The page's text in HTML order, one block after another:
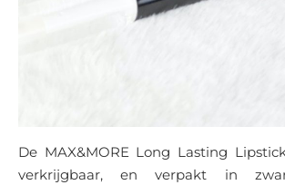
De MAX&MORE Long Lasting
verkrijgbaar, en verpakt in